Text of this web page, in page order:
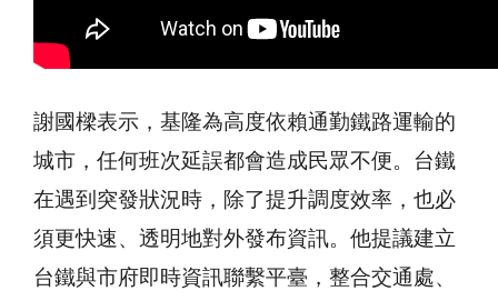
謝國樑表示，基隆為高度依賴通勤鐵路運輸的
城市，任何班次延誤都會造成民眾不便。台鐵
在遇到突發狀況時，除了提升調度效率，也必
須更快速、透明地對外發布資訊。他提議建立
台鐵與市府即時資訊聯繫平臺，整合交通處、